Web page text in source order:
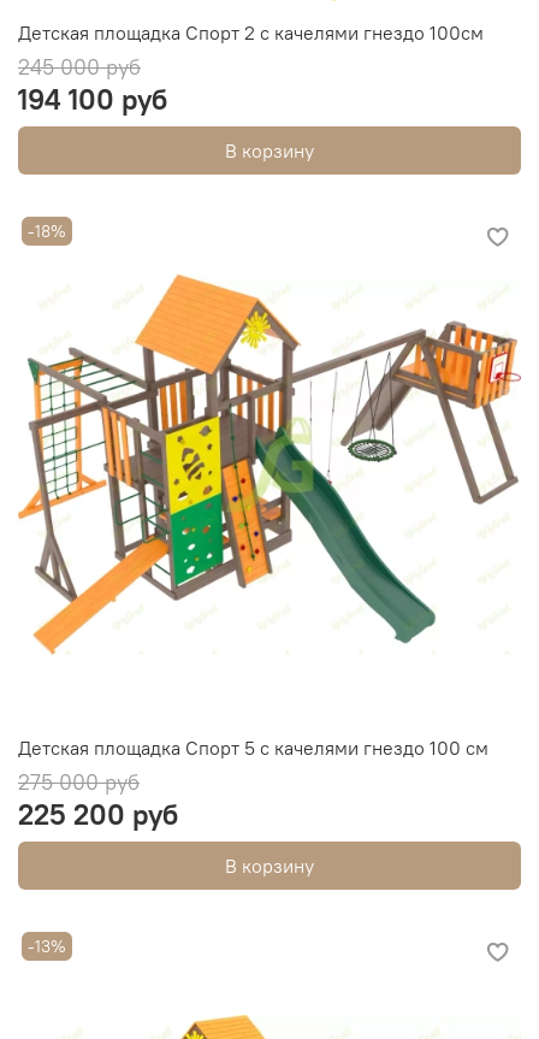
Детская площадка Спорт 2 с качелями гнездо 100см
245 000 руб
194 100 руб
В корзину
-18%
Детская площадка Спорт 5 с качелями гнездо 100 см
275 000 руб
225 200 руб
В корзину
-13%